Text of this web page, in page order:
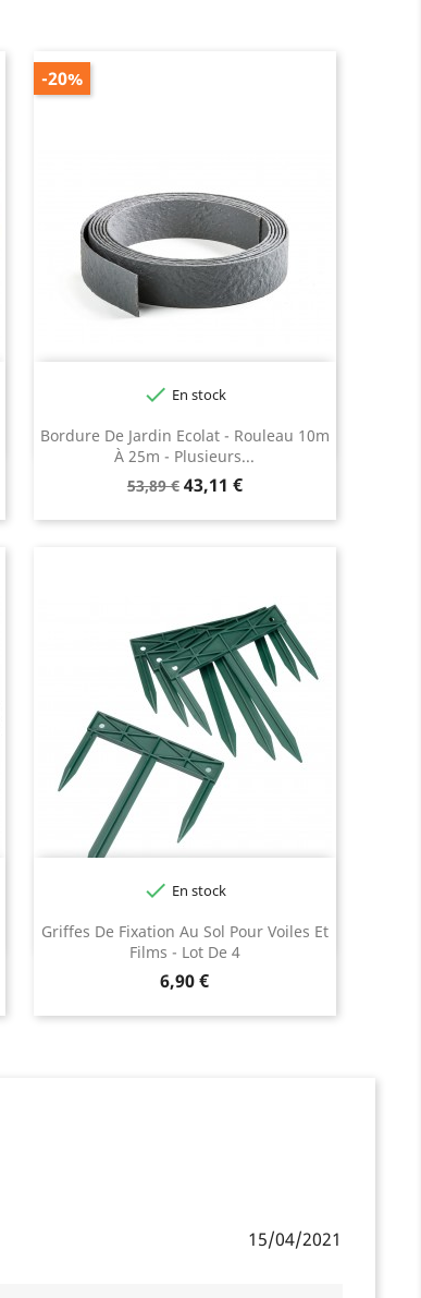
Bordure De Jardin Ecolat - Rouleau 10m
À 25m - Plusieurs...
Prix
base
53,89 € Prix
43,11 €
-20%
 En stock
Noir Gris
Griffes De Fixation Au Sol Pour Voiles Et
Films - Lot De 4
Prix
6,90 €
 En stock
15/04/2021